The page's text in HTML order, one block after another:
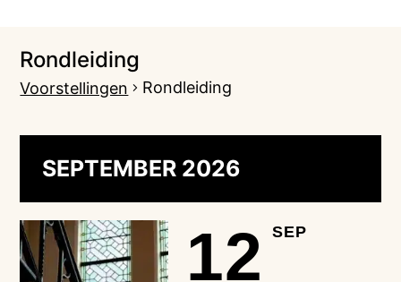
Rondleiding
Voorstellingen Rondleiding
Voorstellingen
SEPTEMBER 2026
12 SEP